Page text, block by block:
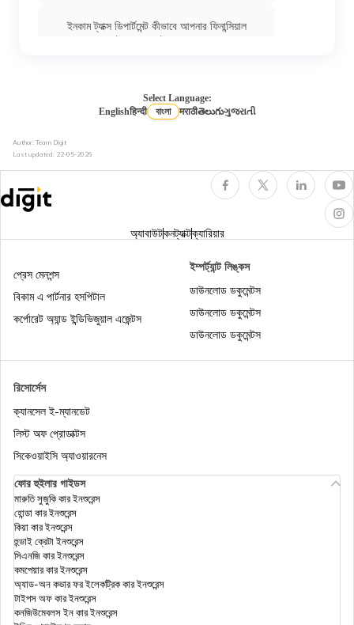
ইনকাম ট্যাক্স ডিপার্টমেন্ট কীভাবে আপনার ফিনান্সিয়াল
ট্রান্সাকশনস ট্র্যাক করে
ইনকাম ট্যাক্স অ্যাক্টের সেকশন 44AD
এনআরআইদের জন্য ইনকাম ট্যাক্স
ইনকাম ট্যাক্স অ্যাক্টের 80DD
অনলাইনে কীভাবে আইটিআর ফাইল করবেন?
ইনকাম ট্যাক্স অ্যাক্টের সেকশন 154
Select Language:
Englishहिन्दी বাংলা मराठीతెలుగుગુજરાતી
Author: Team Digit
Last updated: 22-05-2026
অ্যাবাউটকনট্যাক্টক্যারিয়ার
রিসোর্সেস
ক্যানসেল ই-ম্যানডেট
লিস্ট অফ প্রোডাক্টস
সিকেওয়াইসি অ্যাওয়ারনেস
প্রেস মেনশন্স
বিকাম এ পার্টনার হসপিটাল
কর্পোরেট অ্যান্ড ইন্ডিভিজুয়াল এজেন্টস
ইম্পর্ট্যান্ট লিঙ্কস
ডাউনলোড ডকুমেন্টস
ডাউনলোড ডকুমেন্টস
ডাউনলোড ডকুমেন্টস
ফোর হুইলার গাইডস
মারুতি সুজুকি কার ইনশুরেন্স
হোন্ডা কার ইনশুরেন্স
কিয়া কার ইনশুরেন্স
হুন্ডাই ক্রেটা ইনশুরেন্স
সিএনজি কার ইনশুরেন্স
কমপেয়ার কার ইনশুরেন্স
অ্যাড-অন কভার ফর ইলেকট্রিক কার ইনশুরেন্স
টাইপস অফ কার ইনশুরেন্স
কনজিউমেবলস ইন কার ইনশুরেন্স